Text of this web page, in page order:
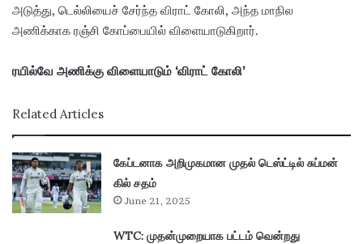
i
l
அடுத்து, டெல்லியைச் சேர்ந்த விராட் கோலி, அந்த மாநில
அணிக்காக ரஞ்சி கோப்பையில் விளையாடுகிறார்.
ரயில்வே அணிக்கு விளையாடும் ‘விராட் கோலி’
Related Articles
கேப்டனாக அறிமுகமான முதல் டெஸ்ட்டில் சுப்மன்
கில் சதம்
June 21, 2025
WTC: முதன்முறையாக பட்டம் வென்றது